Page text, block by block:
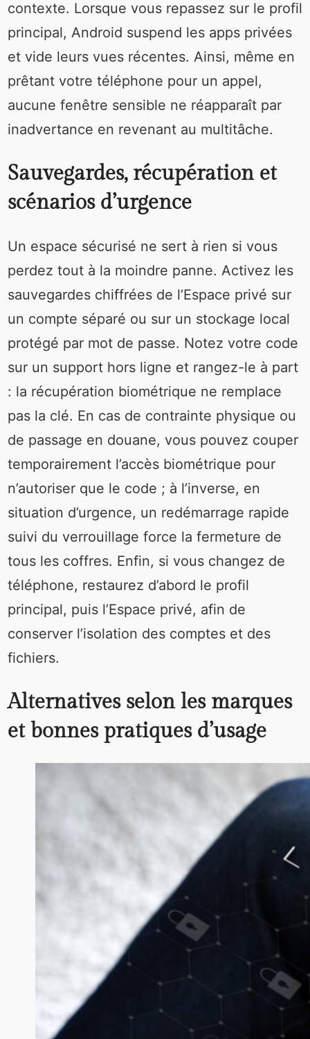
contexte. Lorsque vous repassez sur le profil
principal, Android suspend les apps privées
et vide leurs vues récentes. Ainsi, même en
prêtant votre téléphone pour un appel,
aucune fenêtre sensible ne réapparaît par
inadvertance en revenant au multitâche.
Sauvegardes, récupération et
scénarios d’urgence
Un espace sécurisé ne sert à rien si vous
perdez tout à la moindre panne. Activez les
sauvegardes chiffrées de l’Espace privé sur
un compte séparé ou sur un stockage local
protégé par mot de passe. Notez votre code
sur un support hors ligne et rangez-le à part
: la récupération biométrique ne remplace
pas la clé. En cas de contrainte physique ou
de passage en douane, vous pouvez couper
temporairement l’accès biométrique pour
n’autoriser que le code ; à l’inverse, en
situation d’urgence, un redémarrage rapide
suivi du verrouillage force la fermeture de
tous les coffres. Enfin, si vous changez de
téléphone, restaurez d’abord le profil
principal, puis l’Espace privé, afin de
conserver l’isolation des comptes et des
fichiers.
Alternatives selon les marques
et bonnes pratiques d’usage